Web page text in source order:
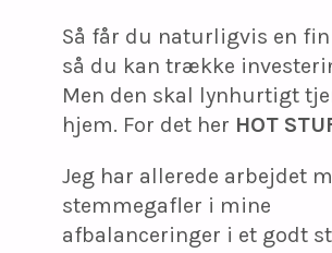
Så får du naturligvis en
så du kan trække
Men den skal lynhurtigt
hjem. For det her HOT
Jeg har allerede arbejdet
stemmegafler i mine
afbalanceringer i et godt